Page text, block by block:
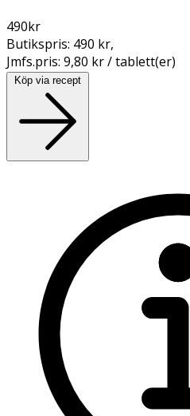
490kr
Butikspris: 490 kr,
Jmfs.pris: 9,80 kr / tablett(er)
Köp via recept